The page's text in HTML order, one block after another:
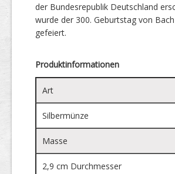
der Bundesrepublik Deutschland
wurde der 300. Geburtstag von
gefeiert.
Produktinformationen
Art
Silbermünze
Masse
2,9 cm Durchmesser